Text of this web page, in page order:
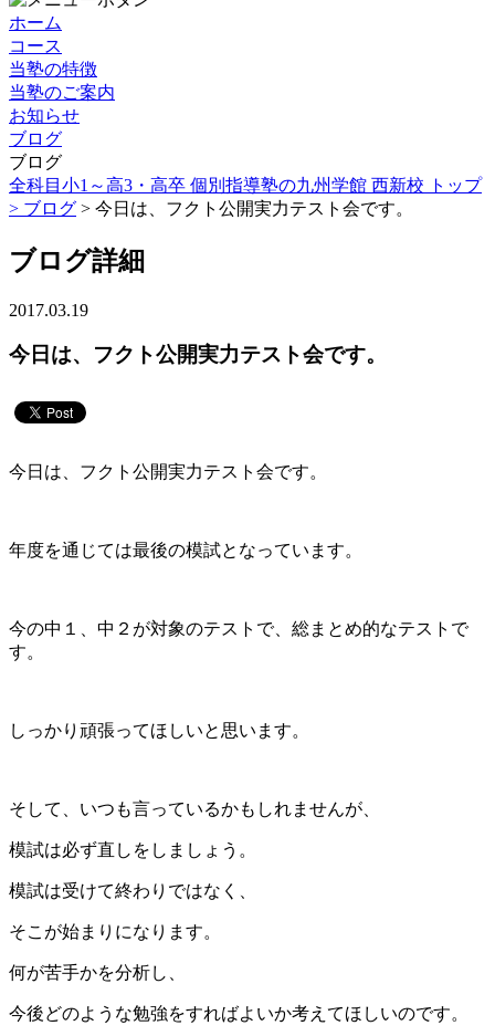
ホーム
コース
当塾の特徴
当塾のご案内
お知らせ
ブログ
ブログ
全科目小1～高3・高卒 個別指導塾の九州学館 西新校 トップ
> ブログ > 今日は、フクト公開実力テスト会です。
ブログ詳細
2017.03.19
今日は、フクト公開実力テスト会です。
今日は、フクト公開実力テスト会です。
年度を通じては最後の模試となっています。
今の中１、中２が対象のテストで、総まとめ的なテストで
す。
しっかり頑張ってほしいと思います。
そして、いつも言っているかもしれませんが、
模試は必ず直しをしましょう。
模試は受けて終わりではなく、
そこが始まりになります。
何が苦手かを分析し、
今後どのような勉強をすればよいか考えてほしいのです。